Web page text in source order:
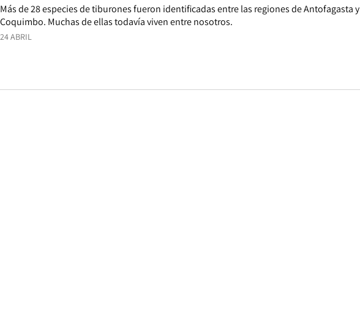
24 ABRIL
Más de 28 especies de tiburones fueron identificadas entre las regiones de Antofagasta y
Coquimbo. Muchas de ellas todavía viven entre nosotros.